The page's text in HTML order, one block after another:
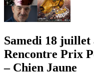
Samedi 18 juillet
Rencontre Prix
– Chien Jaune